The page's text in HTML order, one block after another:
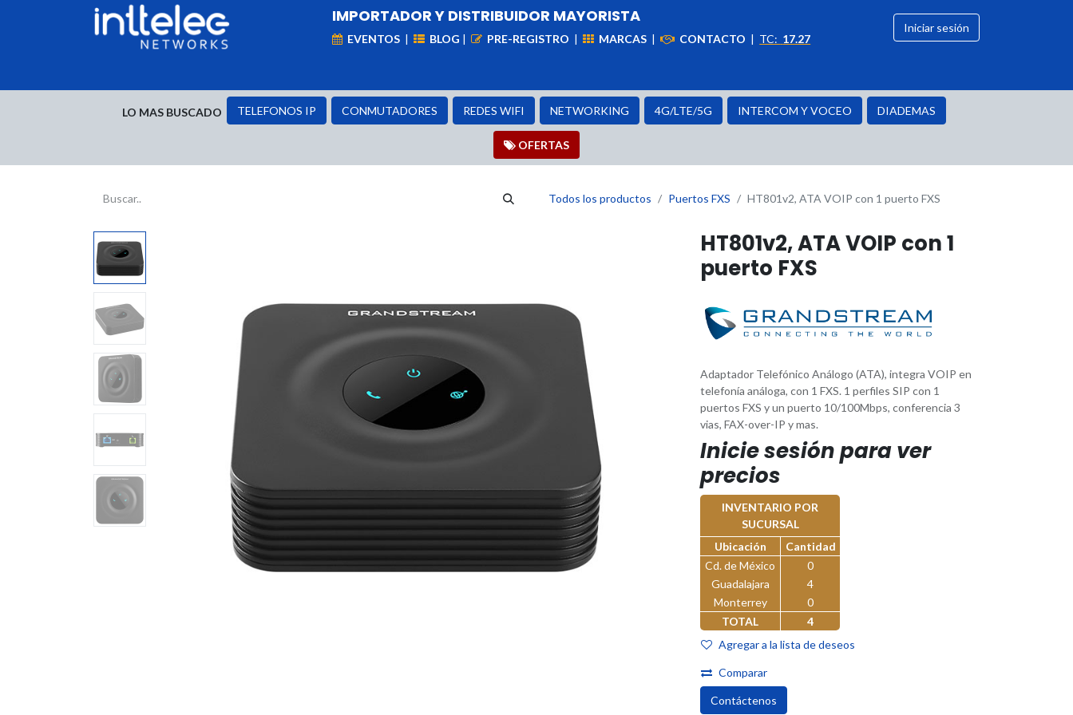
IMPORTADOR Y DISTRIBUIDOR MAYORISTA
EVENTOS | BLOG | PRE-REGISTRO | MARCAS | CONTACTO | TC: 17.27
Iniciar sesión
LO MAS BUSCADO TELEFONOS IP CONMUTADORES REDES WIFI NETWORKING 4G/LTE/5G INTERCOM Y VOCEO DIADEMAS
OFER​​​​TAS
Todos los productos Puertos FXS HT801v2, ATA VOIP con 1 puerto FXS
HT801v2, ATA VOIP con 1
puerto FXS
Adaptador Telefónico Análogo (ATA), integra VOIP en
telefonía análoga, con 1 FXS. 1 perfiles SIP con 1
puertos FXS y un puerto 10/100Mbps, conferencia 3
vias, FAX-over-IP y mas.
Inicie sesión para ver
precios
INVENTARIO POR
SUCURSAL
Ubicación
Cantidad
Cd. de México
0
Guadalajara
4
Monterrey
0
TOTAL
4
Agregar a la lista de deseos
Comparar
Contáctenos